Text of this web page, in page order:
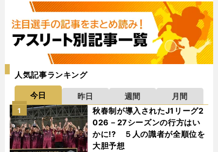
人気記事ランキング
今日 昨日 週間
月間
秋春制が導入されたJ1リーグ2
026－27シーズンの行方はい
かに!? ５人の識者が全順位を
大胆予想
1